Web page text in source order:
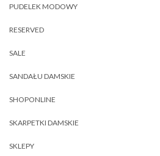
PUDELEK MODOWY
RESERVED
SALE
SANDAŁU DAMSKIE
SHOPONLINE
SKARPETKI DAMSKIE
SKLEPY